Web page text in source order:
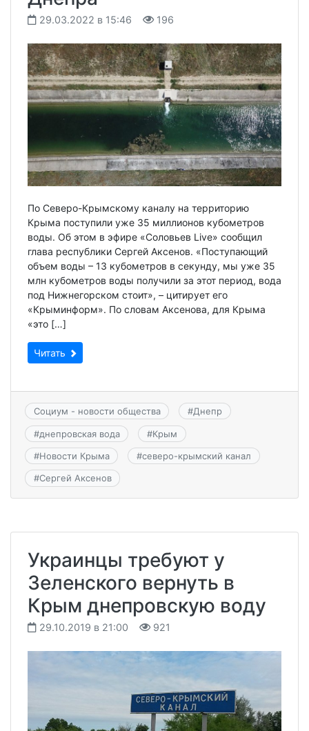
29.03.2022 в 15:46 196
По Северо-Крымскому каналу на территорию
Крыма поступили уже 35 миллионов кубометров
воды. Об этом в эфире «Соловьев Live» сообщил
глава республики Сергей Аксенов. «Поступающий
объем воды – 13 кубометров в секунду, мы уже 35
млн кубометров воды получили за этот период, вода
под Нижнегорском стоит», – цитирует его
«Крыминформ». По словам Аксенова, для Крыма
«это […]
Читать
Социум - новости общества #Днепр
#днепровская вода #Крым
#Новости Крыма #северо-крымский канал
#Сергей Аксенов
Украинцы требуют у
Зеленского вернуть в
Крым днепровскую воду
29.10.2019 в 21:00 921